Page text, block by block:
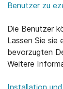
Benutzer zu
Die Benutzer
Lassen Sie sie
bevorzugten
Weitere
Installation